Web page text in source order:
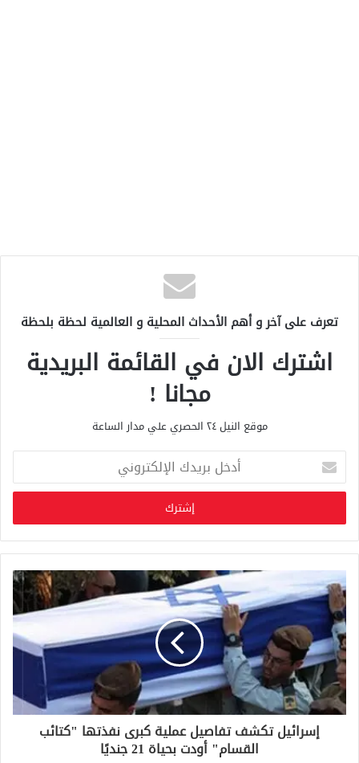
تعرف على آخر و أهم الأحداث المحلية و العالمية لحظة بلحظة
اشترك الان في القائمة البريدية
مجانا !
موقع النيل ٢٤ الحصري علي مدار الساعة
خ
ب
ر
ي
د
ك
ا
ل
إ
ل
ك
ت
ر
إسرائيل تكشف تفاصيل عملية كبرى نفذتها "كتائب
القسام" أودت بحياة 21 جنديًا